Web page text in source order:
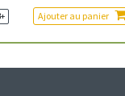
Ajouter au panier